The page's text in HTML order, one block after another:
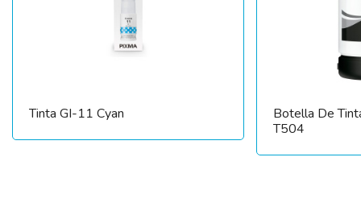
Tinta GI-11 Cyan
Botella De
T504